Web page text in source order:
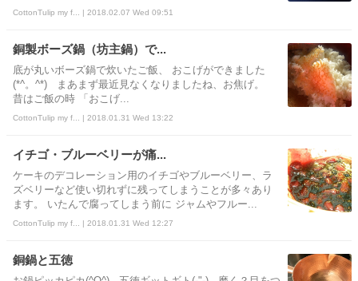
CottonTulip my f... | 2018.02.07 Wed 09:51
銅製ボーズ鍋（坊主鍋）で...
底が丸いボーズ鍋で炊いたご飯、 おこげができました
(*^。^*) まあまず最近見なくなりましたね、お焦げ。
昔はご飯の時 「おこげ...
CottonTulip my f... | 2018.01.31 Wed 13:22
イチゴ・ブルーベリーが痛...
ケーキのデコレーション用のイチゴやブルーベリー、ラ
ズベリーなど使い切れずに残ってしまうことが多々あり
ます。 いたんで腐ってしまう前に ジャムやフルー...
CottonTulip my f... | 2018.01.31 Wed 12:27
銅鍋と五徳